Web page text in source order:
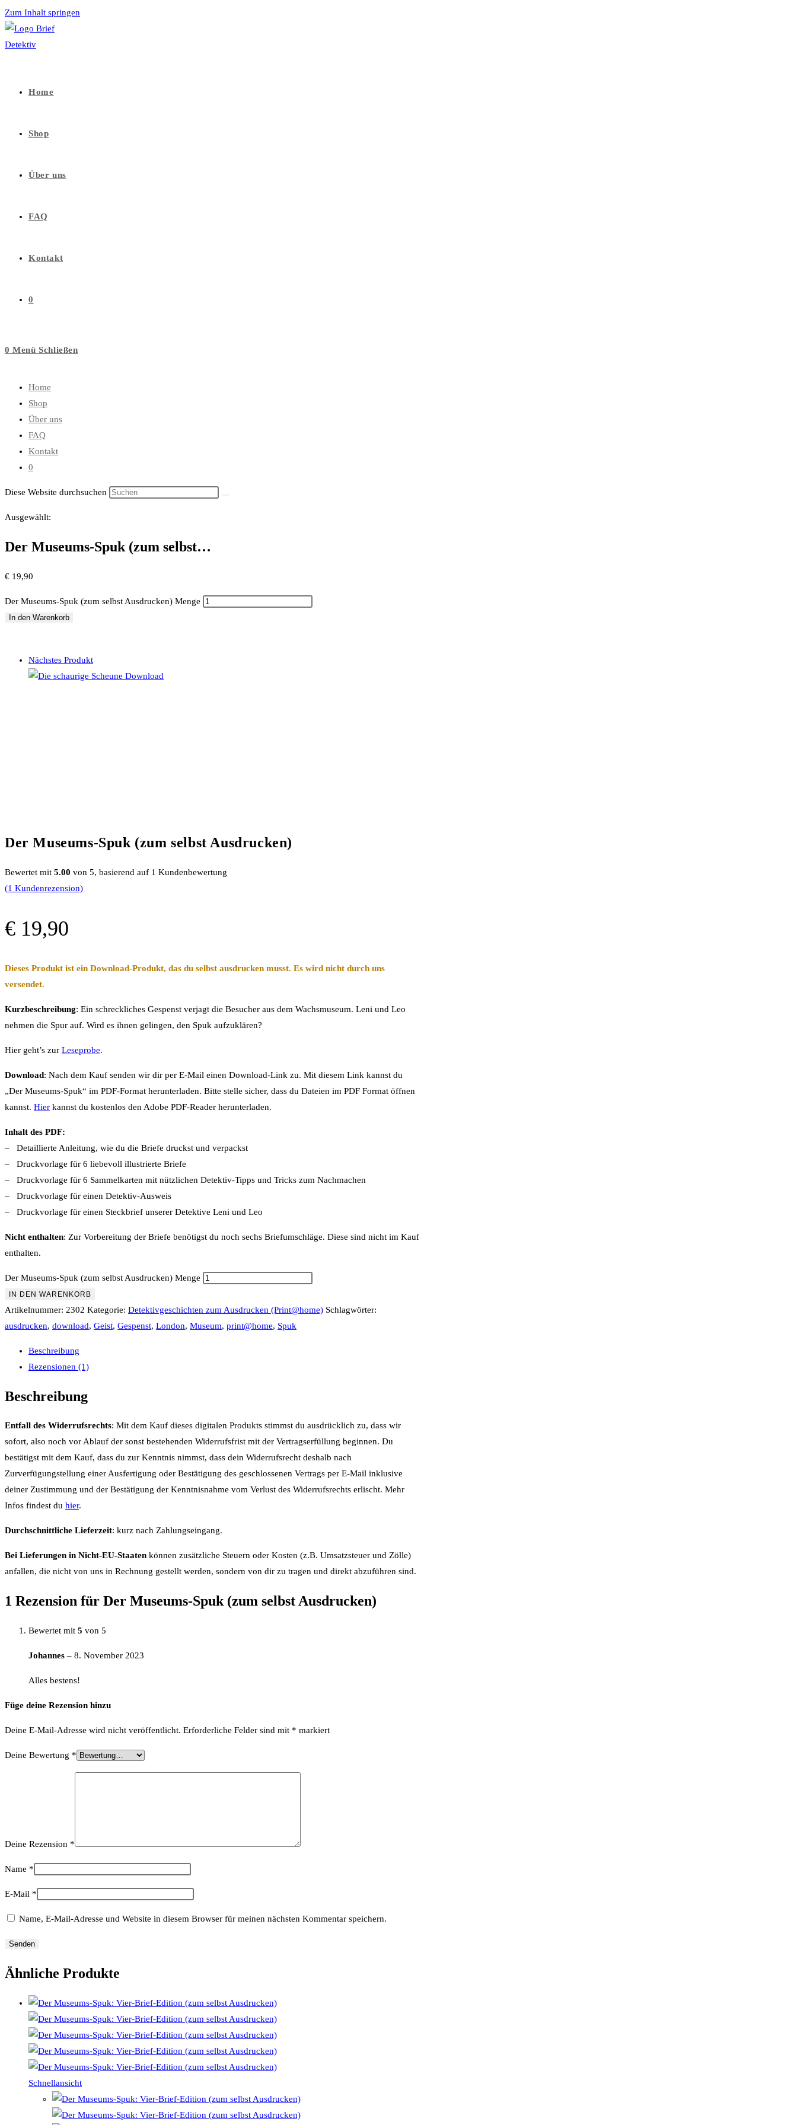
Zum Inhalt springen
Home
Shop
Über uns
FAQ
Kontakt
0
0 Menü Schließen
Home
Shop
Über uns
FAQ
Kontakt
0
Diese Website durchsuchen
Ausgewählt:
Der Museums-Spuk (zum selbst…
€ 19,90
Der Museums-Spuk (zum selbst Ausdrucken) Menge
In den Warenkorb
Nächstes Produkt
Der Museums-Spuk (zum selbst Ausdrucken)
Bewertet mit 5.00 von 5, basierend auf 1 Kundenbewertung
(1 Kundenrezension)
€ 19,90
Dieses Produkt ist ein Download-Produkt, das du selbst ausdrucken musst. Es wird nicht durch uns
versendet.
Kurzbeschreibung: Ein schreckliches Gespenst verjagt die Besucher aus dem Wachsmuseum. Leni und Leo
nehmen die Spur auf. Wird es ihnen gelingen, den Spuk aufzuklären?
Hier geht’s zur Leseprobe.
Download: Nach dem Kauf senden wir dir per E-Mail einen Download-Link zu. Mit diesem Link kannst du
„Der Museums-Spuk“ im PDF-Format herunterladen. Bitte stelle sicher, dass du Dateien im PDF Format öffnen
kannst. Hier kannst du kostenlos den Adobe PDF-Reader herunterladen.
Inhalt des PDF:
– Detaillierte Anleitung, wie du die Briefe druckst und verpackst
– Druckvorlage für 6 liebevoll illustrierte Briefe
– Druckvorlage für 6 Sammelkarten mit nützlichen Detektiv-Tipps und Tricks zum Nachmachen
– Druckvorlage für einen Detektiv-Ausweis
– Druckvorlage für einen Steckbrief unserer Detektive Leni und Leo
Nicht enthalten: Zur Vorbereitung der Briefe benötigst du noch sechs Briefumschläge. Diese sind nicht im Kauf
enthalten.
Der Museums-Spuk (zum selbst Ausdrucken) Menge
IN DEN WARENKORB
Artikelnummer: 2302 Kategorie: Detektivgeschichten zum Ausdrucken (Print@home) Schlagwörter:
ausdrucken, download, Geist, Gespenst, London, Museum, print@home, Spuk
Beschreibung
Rezensionen (1)
Beschreibung
Entfall des Widerrufsrechts: Mit dem Kauf dieses digitalen Produkts stimmst du ausdrücklich zu, dass wir
sofort, also noch vor Ablauf der sonst bestehenden Widerrufsfrist mit der Vertragserfüllung beginnen. Du
bestätigst mit dem Kauf, dass du zur Kenntnis nimmst, dass dein Widerrufsrecht deshalb nach
Zurverfügungstellung einer Ausfertigung oder Bestätigung des geschlossenen Vertrags per E-Mail inklusive
deiner Zustimmung und der Bestätigung der Kenntnisnahme vom Verlust des Widerrufsrechts erlischt. Mehr
Infos findest du hier.
Durchschnittliche Lieferzeit: kurz nach Zahlungseingang.
Bei Lieferungen in Nicht-EU-Staaten können zusätzliche Steuern oder Kosten (z.B. Umsatzsteuer und Zölle)
anfallen, die nicht von uns in Rechnung gestellt werden, sondern von dir zu tragen und direkt abzuführen sind.
1 Rezension für Der Museums-Spuk (zum selbst Ausdrucken)
Bewertet mit 5 von 5
Johannes – 8. November 2023
Alles bestens!
Füge deine Rezension hinzu
Deine E-Mail-Adresse wird nicht veröffentlicht. Erforderliche Felder sind mit * markiert
Deine Bewertung *
Deine Rezension *
Name *
E-Mail *
Name, E-Mail-Adresse und Website in diesem Browser für meinen nächsten Kommentar speichern.
Ähnliche Produkte
Schnellansicht